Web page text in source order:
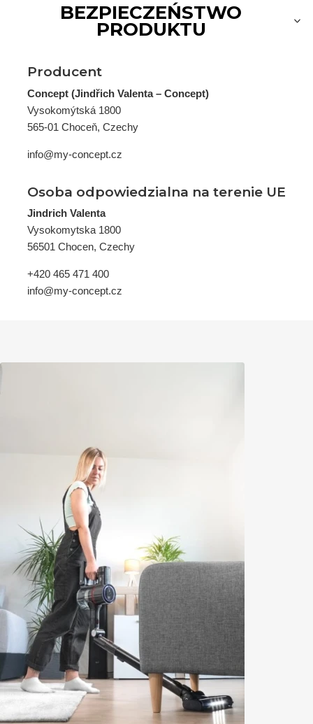
BEZPIECZEŃSTWO
PRODUKTU
Producent
Concept (Jindřich Valenta – Concept)
Vysokomýtská 1800
565-01 Choceň, Czechy
info@my-concept.cz
Osoba odpowiedzialna na terenie UE
Jindrich Valenta
Vysokomytska 1800
56501 Chocen, Czechy
+420 465 471 400
info@my-concept.cz